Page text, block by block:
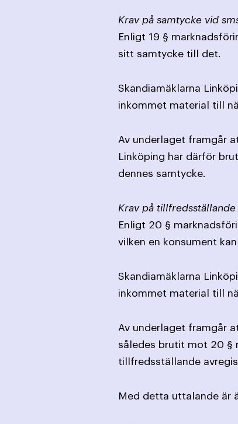
Krav på samtycke vid
Enligt 19 §
sitt samtycke till det.
Skandiamäklarna
inkommet material till
Av underlaget framgår
Linköping har därför
dennes samtycke.
Krav på
Enligt 20 §
vilken en konsument
Skandiamäklarna
inkommet material till
Av underlaget framgår
således brutit mot 20 §
tillfredsställande
Med detta uttalande är